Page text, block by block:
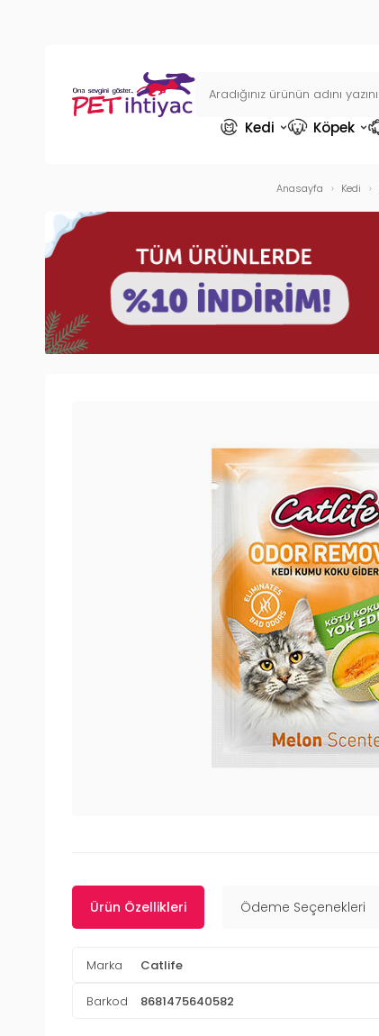
Kedi Köpek
Anasayfa Kedi
Ürün Özellikleri Ödeme Seçenekleri
Marka Catlife
Barkod 8681475640582